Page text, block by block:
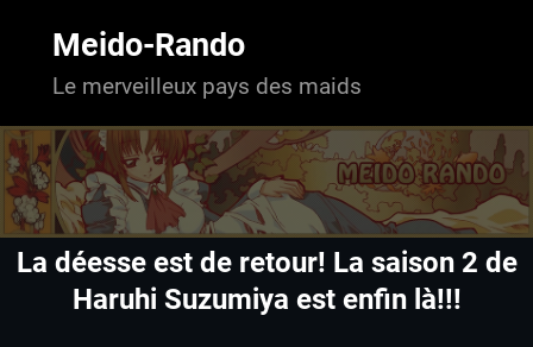
Meido-Rando
Le merveilleux pays des maids
La déesse est de retour! La saison 2 de
Haruhi Suzumiya est enfin là!!!